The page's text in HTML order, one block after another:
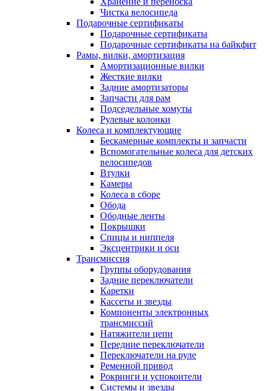
Чистка велосипеда
Подарочные сертификаты
Подарочные сертификаты
Подарочные сертификаты на байкфит
Рамы, вилки, амортизация
Амортизационные вилки
Жесткие вилки
Задние амортизаторы
Запчасти для рам
Подседельные хомуты
Рулевые колонки
Колеса и комплектующие
Бескамерные комплекты и запчасти
Вспомогательные колеса для детских
велосипедов
Втулки
Камеры
Колеса в сборе
Обода
Ободные ленты
Покрышки
Спицы и ниппеля
Эксцентрики и оси
Трансмиссия
Группы оборудования
Задние переключатели
Каретки
Кассеты и звезды
Компоненты электронных
трансмиссий
Натяжители цепи
Передние переключатели
Переключатели на руле
Ременной привод
Рокринги и успокоители
Системы и звезды